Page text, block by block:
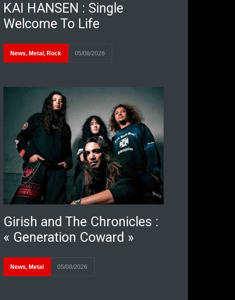
KAI HANSEN : Single
Welcome To Life
News, Metal , Rock 05/08/2026
Girish and The Chronicles :
« Generation Coward »
News, Metal 05/08/2026